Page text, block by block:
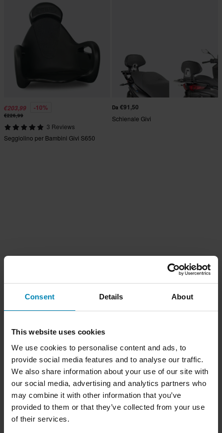
Consent Details About
This website uses cookies
We use cookies to personalise content and ads, to
provide social media features and to analyse our traffic.
We also share information about your use of our site with
our social media, advertising and analytics partners who
may combine it with other information that you’ve
provided to them or that they’ve collected from your use
of their services.
€203,99 -10%
€226,99
3 Reviews
Seggiolino per Bambini Givi S650
Da €91,50
Schienale Givi